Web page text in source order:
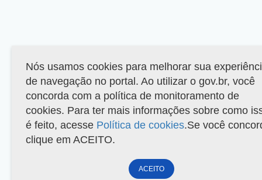
Nós usamos cookies para melhorar sua
de navegação no portal. Ao utilizar o gov.br, você
concorda com a política de monitoramento de
cookies. Para ter mais informações sobre como
é feito, acesse Política de cookies.Se você
clique em ACEITO.
ACEITO